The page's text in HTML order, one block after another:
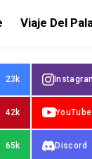
Viaje Del
23k
42k YouTube
65k Discord